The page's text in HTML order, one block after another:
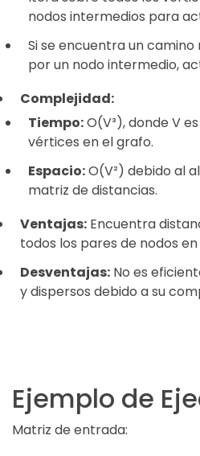
nodos intermedios para
Si se encuentra un
por un nodo intermedio,
Complejidad:
Tiempo:O(V³), donde V
vértices en el grafo.
Espacio:O(V²) debido al
matriz de distancias.
Ventajas: Encuentra
todos los pares de nodos en
Desventajas: No es
y dispersos debido a su
Ejemplo de
Matriz de entrada: